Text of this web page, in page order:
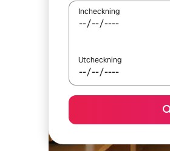
Incheckning
Utcheckning